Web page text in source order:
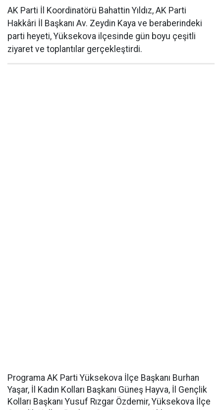
AK Parti İl Koordinatörü Bahattin Yıldız, AK Parti
Hakkâri İl Başkanı Av. Zeydin Kaya ve beraberindeki
parti heyeti, Yüksekova ilçesinde gün boyu çeşitli
ziyaret ve toplantılar gerçekleştirdi.
Programa AK Parti Yüksekova İlçe Başkanı Burhan
Yaşar, İl Kadın Kolları Başkanı Güneş Hayva, İl Gençlik
Kolları Başkanı Yusuf Rızgar Özdemir, Yüksekova İlçe